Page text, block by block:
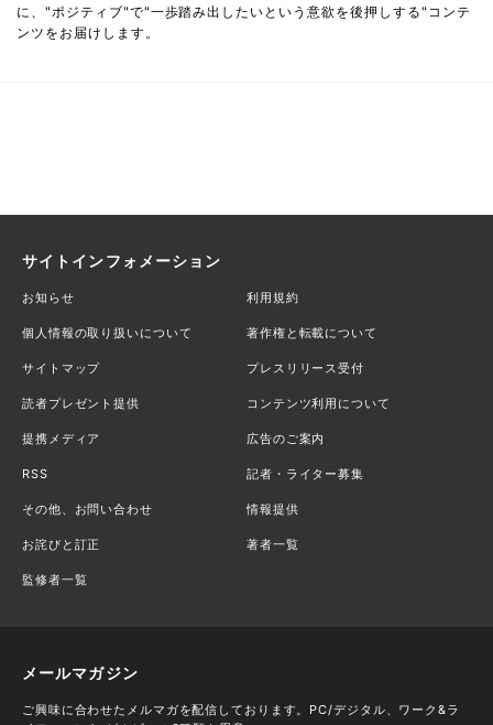
に、"ポジティブ"で"一歩踏み出したいという意欲を後押しする"コンテ
ンツをお届けします。
サイトインフォメーション
お知らせ 利用規約
個人情報の取り扱いについて 著作権と転載について
サイトマップ プレスリリース受付
読者プレゼント提供 コンテンツ利用について
提携メディア 広告のご案内
RSS 記者・ライター募集
その他、お問い合わせ 情報提供
お詫びと訂正 著者一覧
監修者一覧
メールマガジン
ご興味に合わせたメルマガを配信しております。PC/デジタル、ワーク&ラ